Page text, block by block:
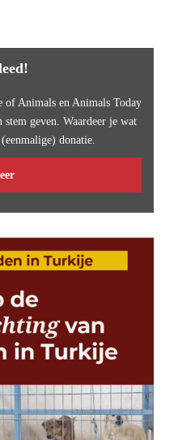
of Animals en Animals Today
geven. Waardeer je wat
donatie.